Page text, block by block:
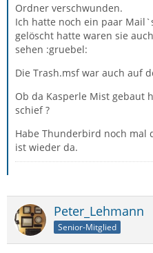
Ordner verschwunden.
Ich hatte noch ein paar
gelöscht hatte waren sie
sehen :gruebel:
Die Trash.msf war auch auf
Ob da Kasperle Mist gebaut
schief ?
Habe Thunderbird noch
ist wieder da.
Peter_Lehmann
Senior-Mitglied